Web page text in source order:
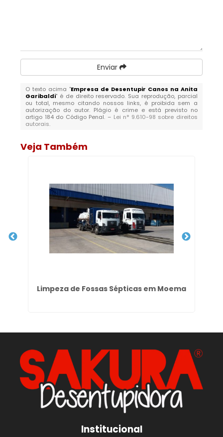
Enviar
O texto acima "Empresa de Desentupir Canos na Anita
Garibaldi" é de direito reservado. Sua reprodução, parcial
ou total, mesmo citando nossos links, é proibida sem a
autorização do autor. Plágio é crime e está previsto no
artigo 184 do Código Penal. – Lei n° 9.610-98 sobre direitos
autorais.
Veja Também
Limpeza de Fossas Sépticas em Moema
Institucional